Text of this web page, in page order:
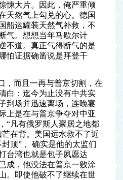
悚大片。因此，俺严重倾
天然气上勾兑的心。德国
船运罐装天然气补救，不
气。想想当年马歇尔计
不道。真正气得断气的是
怕证据确凿说是拜登干
，而且一再与普京切割，在
白：迄今为止没有中共实
到场并迅速离场，连晚宴
上是在与普京争夺对中亚
“凡有俄罗斯人聚居之地都
在背。美国远水救不了近
顶”， 确实是他的太监们
台湾也就是包子夙愿达
成，他没法在普京一败涂
。即使他破不了继续在世